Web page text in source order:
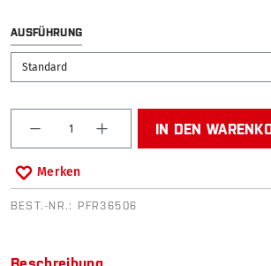
AUSFÜHRUNGAUSWÄHLEN
Produkt Anzahl: Gib den
IN DEN
Merken
BEST.-NR.: PFR36506